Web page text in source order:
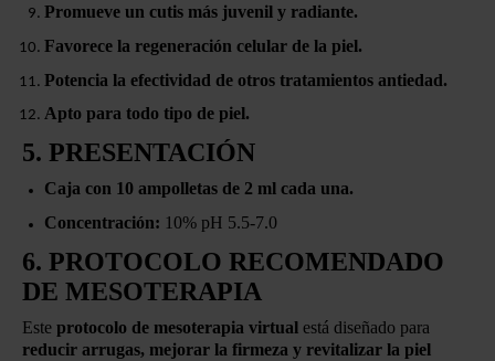
Promueve un cutis más juvenil y radiante.
Favorece la regeneración celular de la piel.
Potencia la efectividad de otros tratamientos antiedad.
Apto para todo tipo de piel.
5. PRESENTACIÓN
Caja con 10 ampolletas de 2 ml cada una.
Concentración: 10% pH 5.5-7.0
6. PROTOCOLO RECOMENDADO
DE MESOTERAPIA
Este protocolo de mesoterapia virtual está diseñado para
reducir arrugas, mejorar la firmeza y revitalizar la piel